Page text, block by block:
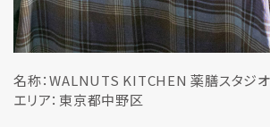
名称：WALNUTS KITCHEN 薬膳スタジオ
エリア：東京都中野区